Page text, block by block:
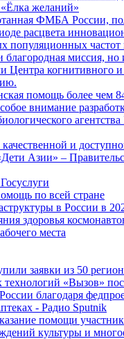
желаний»
ФМБА России,
расцвета
популяционных частот
миссия, но
когнитивного и
помощь более чем
внимание
и
Азии» –
по всей стране
в России в
здоровья
места
заявки из 50
«Вызов»
благодаря
- Радио Sputnik
помощи
культуры и